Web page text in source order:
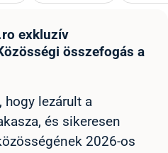
exkluzív
összefogás a
hogy lezárult a
és sikeresen
2026-os